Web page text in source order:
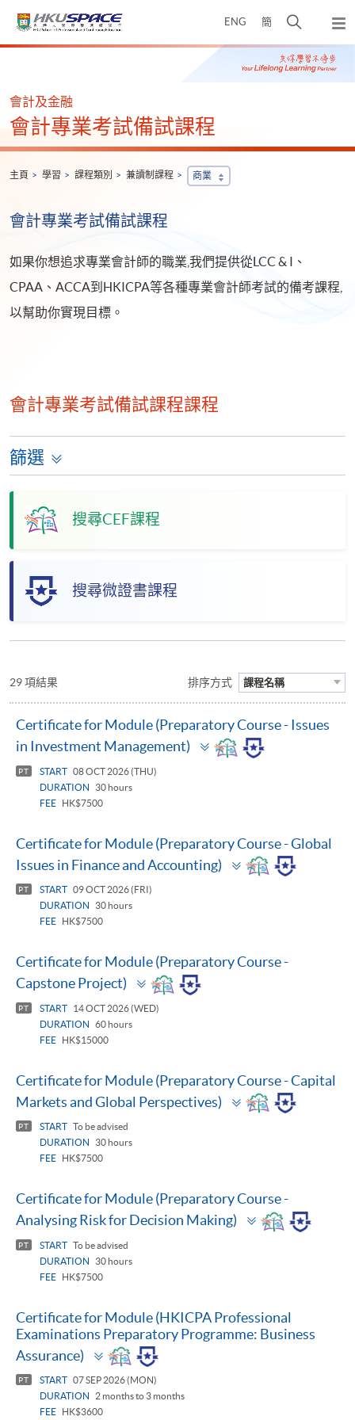
ENG 簡
開
搜
尋
彈
出
主
Main
會計及金融
會計專業考試備試課程
主頁 學習 課程類別 兼讀制課程 商業
會計專業考試備試課程
如果你想追求專業會計師的職業,我們提供從LCC & I、
CPAA、ACCA到HKICPA等各種專業會計師考試的備考課程,
以幫助你實現目標。
會計專業考試備試課程課程
篩選
搜尋CEF課程
搜尋微證書課程
29 項結果 排序方式 課程名稱
Certificate for Module (Preparatory Course - Issues
in Investment Management)
Toggle
panel
PT START 08 OCT 2026 (THU)
DURATION
30 hours
FEE
HK$7500
Certificate for Module (Preparatory Course - Global
Issues in Finance and Accounting)
Toggle
panel
PT START 09 OCT 2026 (FRI)
DURATION
30 hours
FEE
HK$7500
Certificate for Module (Preparatory Course -
Capstone Project)
Toggle
panel
PT START
14 OCT 2026 (WED)
DURATION
60 hours
FEE
HK$15000
Certificate for Module (Preparatory Course - Capital
Markets and Global Perspectives)
Toggle
panel
PT START To be advised
DURATION
30 hours
FEE
HK$7500
Certificate for Module (Preparatory Course -
Analysing Risk for Decision Making)
Toggle
panel
PT START To be advised
DURATION
30 hours
FEE
HK$7500
Certificate for Module (HKICPA Professional
Examinations Preparatory Programme: Business
Assurance)
Toggle
panel
PT START 07 SEP 2026 (MON)
DURATION
2 months to 3 months
FEE
HK$3600